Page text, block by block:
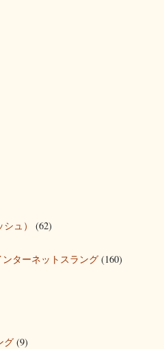
ュ）
(62)
ターネットスラング (160)
グ (9)